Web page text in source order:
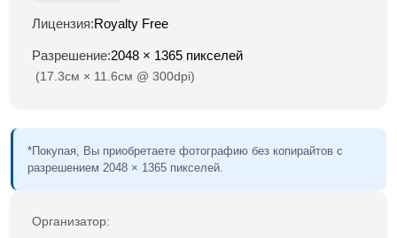
Лицензия:Royalty Free
Разрешение:2048 × 1365 пикселей
(17.3см × 11.6см @ 300dpi)
*Покупая, Вы приобретаете фотографию без копирайтов с
разрешением 2048 × 1365 пикселей.
Организатор: